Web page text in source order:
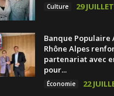
Culture 29
Banque Populaire
Rhône Alpes
partenariat avec
pour...
Économie 22